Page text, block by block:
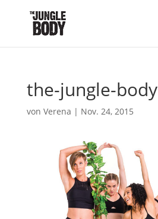
the-jungle-body
von Verena | Nov. 24, 2015